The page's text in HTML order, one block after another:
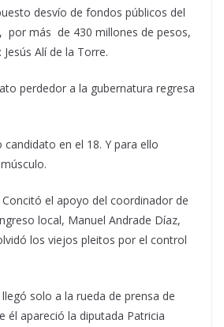
desvío de fondos públicos del
por más de 430 millones de pesos,
Alí de la Torre.
perdedor a la gubernatura regresa
en el 18. Y para ello
el apoyo del coordinador de
local, Manuel Andrade Díaz,
los viejos pleitos por el control
solo a la rueda de prensa de
él apareció la diputada Patricia